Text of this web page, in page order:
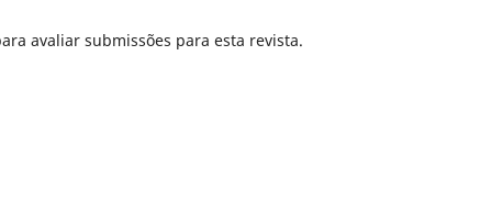
avaliar submissões para esta revista.